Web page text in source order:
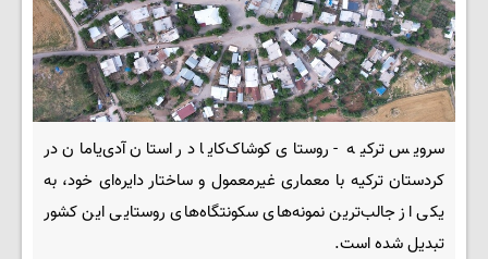
سرویس ترکیه - روستای کوشاک‌کایا در استان آدی‌یامان در
کردستان ترکیه با معماری غیرمعمول و ساختار دایره‌ای خود، به
یکی از جالب‌ترین نمونه‌های سکونتگاه‌های روستایی این کشور
تبدیل شده است.